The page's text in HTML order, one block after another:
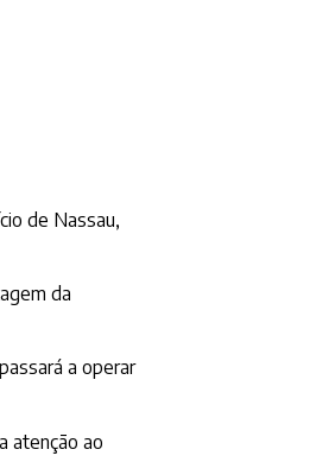
de Nassau,
da
a operar
atenção ao